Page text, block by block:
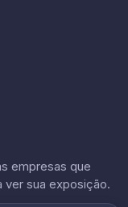
empresas que
ver sua exposição.